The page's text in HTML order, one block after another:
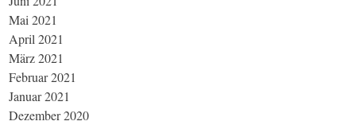
Mai 2021
April 2021
März 2021
Februar 2021
Januar 2021
Dezember 2020